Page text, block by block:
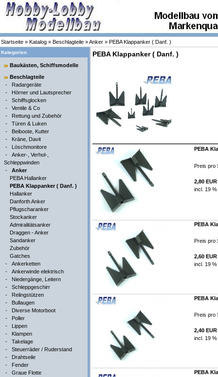
Startseite » Katalog » Beschlagteile »Anker » PEBA Klappanker ( Danf. )
Kategorien
Baukästen, Schiffsmodelle
Beschlagteile
- Radargeräte
- Hörner und Lautsprecher
- Schiffsglocken
- Ventile & Co
- Rettung und Zubehör
- Türen & Luken
- Beiboote, Kutter
- Kräne, Davit
- Löschmonitore
- Anker-, Verhol-,
Schleppwinden
- Anker
PEBA Hallanker
PEBA Klappanker ( Danf. )
Hallanker
Danforth Anker
Pflugscharanker
Stockanker
Admiralitätsanker
Draggen - Anker
Sandanker
Zubehör
Gatches
- Ankerketten
- Ankerwinde elektrisch
- Niedergänge, Leitern
- Schleppgeschirr
- Relingstützen
- Bullaugen
- Diverse Motorboot
- Poller
- Lippen
- Klampen
- Takelage
- Steuerräder / Ruderstand
- Drahtseile
- Fender
- Graue Flotte
PEBA Klappanker ( Danf. )
PEBA
Preis pro
2,80 EUR
incl. 19
PEBA
Preis pro
2,60 EUR
incl. 19
PEBA
Preis pro
2,40 EUR
incl. 19
PEBA